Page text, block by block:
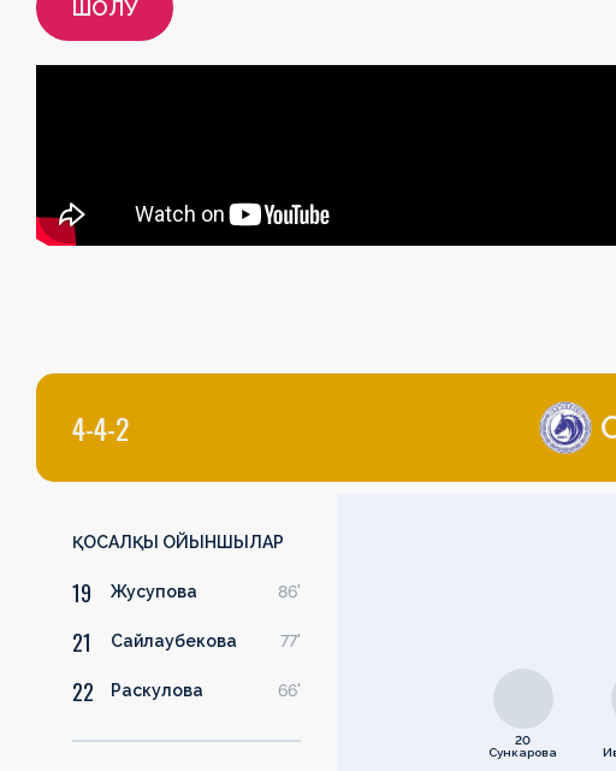
ШОЛУ
4-4-2
20
Сункарова
ҚОСАЛҚЫ ОЙЫНШЫЛАР
19 Жусупова 86'
21 Сайлаубекова 77'
22 Раскулова 66'